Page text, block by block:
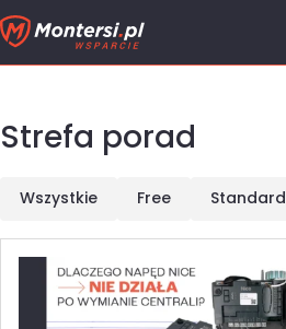
Przejdź
do
treści
Wszystkie Free Standard
Strefa porad